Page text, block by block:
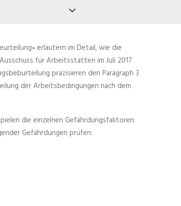
erläutern im Detail, wie die
für Arbeitsstätten im Juli 2017
präzisieren den Paragraph 3
der Arbeitsbedingungen nach dem
die einzelnen Gefährdungsfaktoren.
Gefährdungen prüfen: